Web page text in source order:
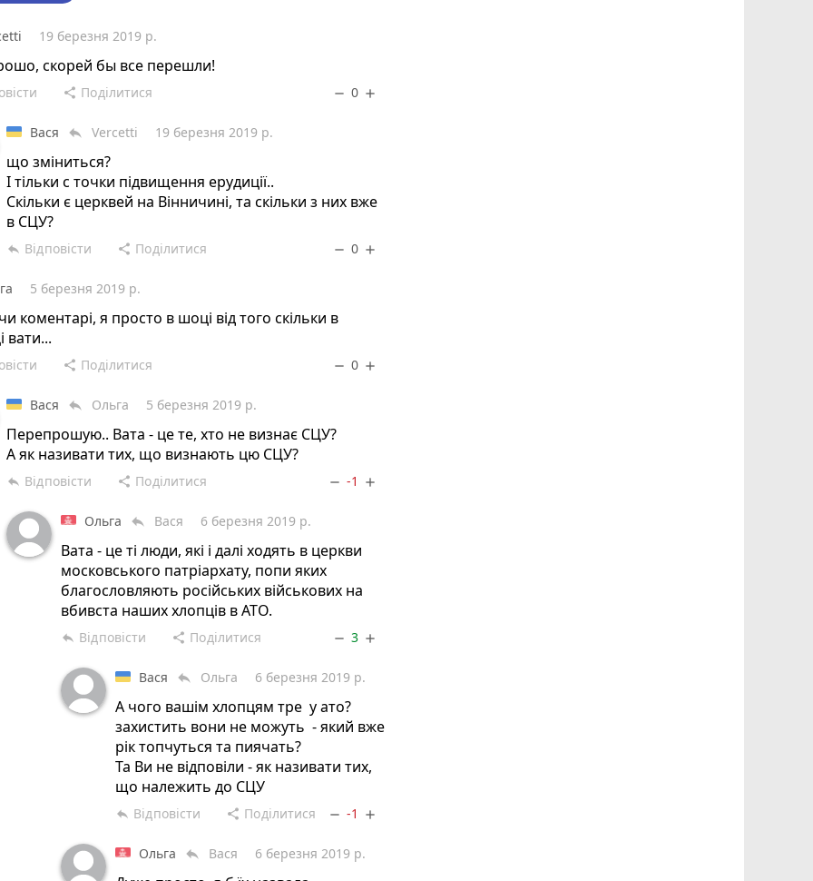
19 березня 2019 р.
скорей бы все перешли!
share Поділитися remove 0 add
Вася reply Vercetti 19 березня 2019 р.
що зміниться?
І тільки с точки підвищення ерудиції..
Скільки є церквей на Вінничині, та скільки з них вже
в СЦУ?
reply Відповісти share Поділитися remove 0 add
5 березня 2019 р.
коментарі, я просто в шоці від того скільки в
вати...
share Поділитися remove 0 add
Вася reply Ольга 5 березня 2019 р.
Перепрошую.. Вата - це те, хто не визнає СЦУ?
А як називати тих, що визнають цю СЦУ?
reply Відповісти share Поділитися remove -1 add
Ольга reply Вася 6 березня 2019 р.
Вата - це ті люди, які і далі ходять в церкви
московського патріархату, попи яких
благословляють російських військових на
вбивста наших хлопців в АТО.
reply Відповісти share Поділитися remove 3 add
Вася reply Ольга 6 березня 2019 р.
А чого вашім хлопцям тре у ато?
захистить вони не можуть - який вже
рік топчуться та пиячать?
Та Ви не відповіли - як називати тих,
що належить до СЦУ
reply Відповісти share Поділитися remove -1 add
Ольга reply Вася 6 березня 2019 р.